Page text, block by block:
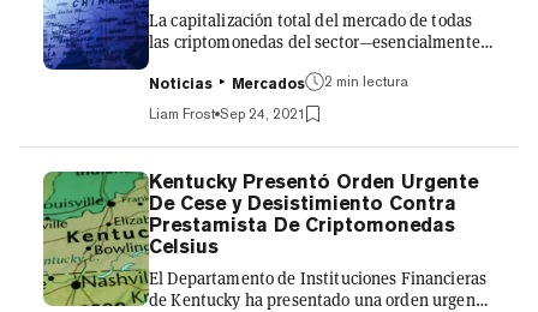
Griffith supuestamente aceptó...
La capitalización total del mercado de todas
las criptomonedas del sector—esencialmente
circulación—disminuyó hoy casi un 5%
después de que el gobierno chino volviera a
dejar clara su postura negativa hacia los
activos digitales. "Recientemente han
aumentado las actividades de publicidad del
comercio de monedas virtuales, lo que ha
perturbado el orden económico y financiero, y
ha dado lugar a actividades ilegales y
delictivas como el juego, la recaudaci...
Noticias Mercados
2 min lectura
Liam Frost Sep 24, 2021
Kentucky Presentó Orden Urgente
De Cese y Desistimiento Contra
Prestamista De Criptomonedas
Celsius
El Departamento de Instituciones Financieras
de Kentucky ha presentado una orden urgente